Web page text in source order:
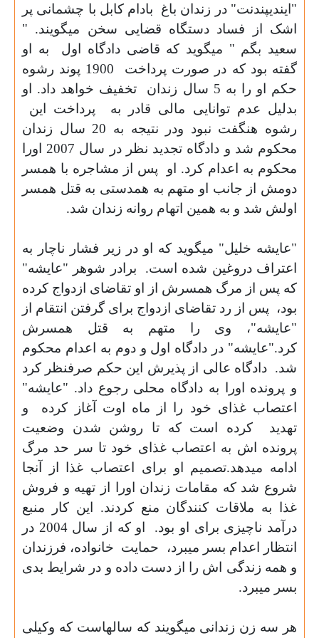
"ایندیپندنت" در زندان باغ
بادام کابل با چشمانی پر
اشک از فساد دستگاه قضایی سخن میگویند. "
سعید بگم " میگوید که قاضی دادگاه اول
به او
گفته بود که در صورت پرداخت
1900 پوند رشوه
حکم او را به 5 سال زندان
تخفیف خواهد داد. او
بدلیل عدم توانایی مالی قادر به
پرداخت این
رشوه هنگفت نبود ودر نتیجه به 20 سال زندان
محکوم شد و دادگاه تجدید نظر در سال 2007 اورا
محکوم به اعدام کرد. او
پس از مشاجره با همسر
دومش از جانب او متهم به همدستی به قتل همسر
اولش شد و به همین اتهام روانه زندان شد.
"عایشه خلیل" میگوید که او در زیر فشار ناچار به
اعتراف دروغین شده است.
برادر شوهر "عایشه"
که پس از مرگ همسرش از او تقاضای ازدواج کرده
بود،
پس از رد تقاضای ازدواج برای گرفتن انتقام از
"عایشه"، وی را متهم به قتل همسرش
کرد."عایشه" در دادگاه اول و دوم به اعدام محکوم
شد. دادگاه عالی از پذیرش این حکم صرفنظر کرد
و پرونده اورا به دادگاه محلی رجوع داد. "عایشه"
اعتصاب غذای خود را از ماه اوت آغاز کرده
و
تهدید
کرده است که تا روشن شدن وضعیت
پرونده اش به اعتصاب غذای خود تا سر حد مرگ
ادامه میدهد.تصمیم او برای اعتصاب غذا از آنجا
شروع شد که مقامات زندان اورا از تهیه و فروش
غذا به ملاقات کنندگان منع کردند. این کار منبع
درآمد ناچیزی برای او بود.
او که از سال 2004 در
انتظار اعدام بسر میبرد،
حمایت خانواده، فرزندان
و همه زندگی اش را از دست داده و در شرایط بدی
بسر میبرد.
هر سه زن زندانی میگویند که سالهاست که وکیلی